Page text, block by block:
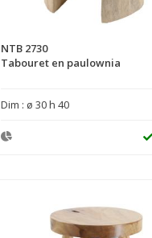
NTB 2730
Tabouret en paulownia
Dim : ø 30 h 40